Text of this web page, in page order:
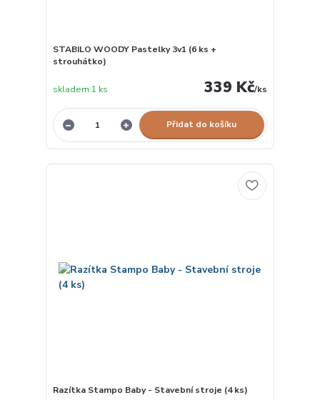
STABILO WOODY Pastelky 3v1 (6 ks +
strouhátko)
339 Kč/ks
skladem 1 ks
Přidat do košíku
Razítka Stampo Baby - Stavební stroje (4 ks)